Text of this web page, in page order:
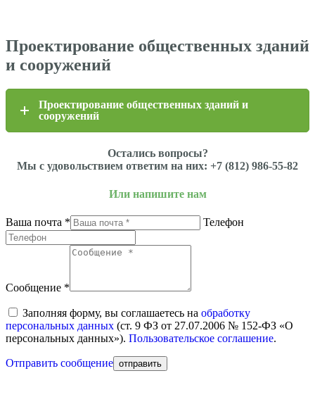
Проектирование общественных зданий
и сооружений
Проектирование общественных зданий и
сооружений
Остались вопросы?
Мы с удовольствием ответим на них: +7 (812) 986-55-82
Или напишите нам
Ваша почта * Телефон
Сообщение *
Заполняя форму, вы соглашаетесь на обработку
персональных данных (ст. 9 ФЗ от 27.07.2006 № 152-ФЗ «О
персональных данных»). Пользовательское соглашение.
Отправить сообщение